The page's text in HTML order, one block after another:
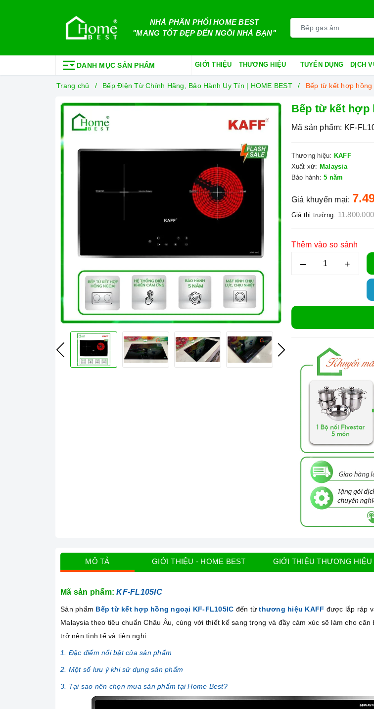
NHÀ PHÂN PHỐI HOME BEST
"MANG TỐT ĐẸP ĐẾN NGÔI NHÀ BẠN"
DANH MỤC SẢN PHẨM GIỚI THIỆU THƯƠNG HIỆU TUYỂN DỤNG DỊCH
Trang chủ Bếp Điện Từ Chính Hãng, Bảo Hành Uy Tín | HOME BEST Bếp từ kết hợp
Bếp từ kết hợp
Mã sản phẩm: KF-
Thương hiệu: KAFF
Xuất xứ: Malaysia
Bảo hành: 5 năm
Giá khuyến mại:
Giá thị trường:
Thêm vào so sánh
– +
MÔ TẢ GIỚI THIỆU - HOME BEST GIỚI THIỆU THƯƠNG HIỆU
Mã sản phẩm:KF-FL105IC
Sản phẩm Bếp từ kết hợp hồng ngoại KF-FL105IC đến từ thương hiệu KAFF được lắp ráp
Malaysia theo tiêu chuẩn Châu Âu, cùng với thiết kế sang trọng và đầy cảm xúc sẽ làm cho căn
trở nên tinh tế và tiện nghi.
1. Đặc điểm nổi bật của sản phẩm
2. Một số lưu ý khi sử dụng sản phẩm
3. Tại sao nên chọn mua sản phẩm tại Home Best?